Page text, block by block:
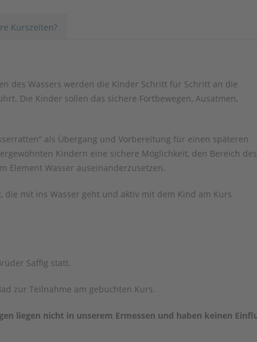
Kurszeiten?
des Wassers werden die Kinder Schritt für Schritt an die
Die Kinder sollen das sichere Fortbewegen, Ausatmen,
als Übergang und Vorbereitung für einen späteren
Kindern eine sichere Möglichkeit, den Bereich des
Element Wasser auseinanderzusetzen.
mit ins Wasser geht und aktiv mit dem Kind am Kurs
Saffig statt.
zur Teilnahme am gebuchten Kurs.
liegen nicht in unserem Ermessen und haben keinen